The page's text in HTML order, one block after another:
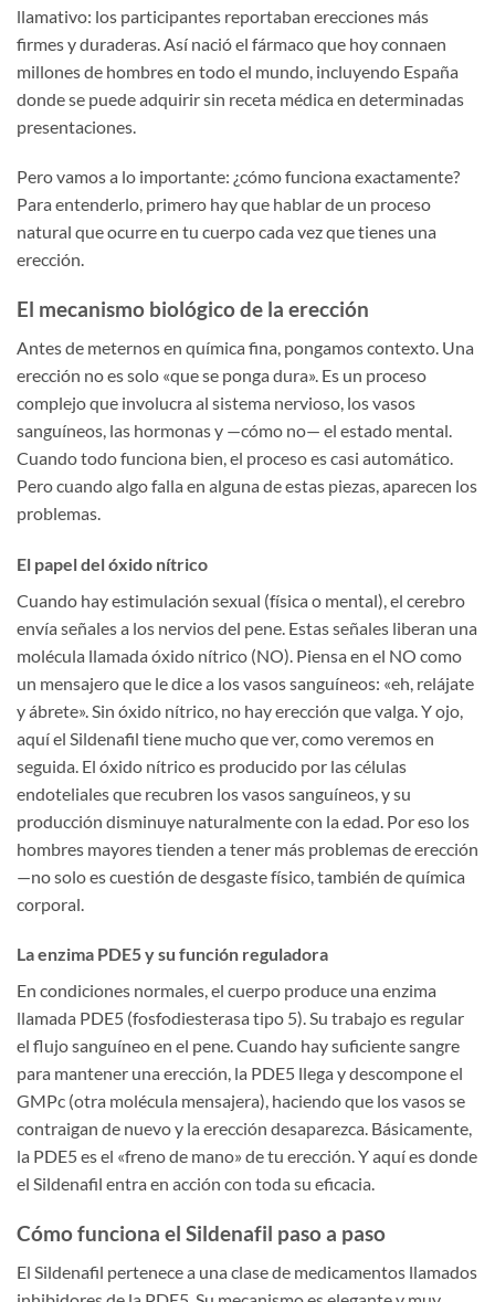
llamativo: los participantes reportaban erecciones más
firmes y duraderas. Así nació el fármaco que hoy connaen
millones de hombres en todo el mundo, incluyendo España
donde se puede adquirir sin receta médica en determinadas
presentaciones.
Pero vamos a lo importante: ¿cómo funciona exactamente?
Para entenderlo, primero hay que hablar de un proceso
natural que ocurre en tu cuerpo cada vez que tienes una
erección.
El mecanismo biológico de la erección
Antes de meternos en química fina, pongamos contexto. Una
erección no es solo «que se ponga dura». Es un proceso
complejo que involucra al sistema nervioso, los vasos
sanguíneos, las hormonas y —cómo no— el estado mental.
Cuando todo funciona bien, el proceso es casi automático.
Pero cuando algo falla en alguna de estas piezas, aparecen los
problemas.
El papel del óxido nítrico
Cuando hay estimulación sexual (física o mental), el cerebro
envía señales a los nervios del pene. Estas señales liberan una
molécula llamada óxido nítrico (NO). Piensa en el NO como
un mensajero que le dice a los vasos sanguíneos: «eh, relájate
y ábrete». Sin óxido nítrico, no hay erección que valga. Y ojo,
aquí el Sildenafil tiene mucho que ver, como veremos en
seguida. El óxido nítrico es producido por las células
endoteliales que recubren los vasos sanguíneos, y su
producción disminuye naturalmente con la edad. Por eso los
hombres mayores tienden a tener más problemas de erección
—no solo es cuestión de desgaste físico, también de química
corporal.
La enzima PDE5 y su función reguladora
En condiciones normales, el cuerpo produce una enzima
llamada PDE5 (fosfodiesterasa tipo 5). Su trabajo es regular
el flujo sanguíneo en el pene. Cuando hay suficiente sangre
para mantener una erección, la PDE5 llega y descompone el
GMPc (otra molécula mensajera), haciendo que los vasos se
contraigan de nuevo y la erección desaparezca. Básicamente,
la PDE5 es el «freno de mano» de tu erección. Y aquí es donde
el Sildenafil entra en acción con toda su eficacia.
Cómo funciona el Sildenafil paso a paso
El Sildenafil pertenece a una clase de medicamentos llamados